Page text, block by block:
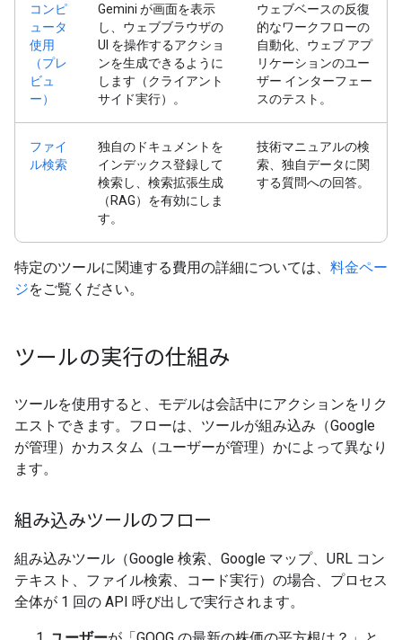
コンピ
ュータ
使用
（プレ
ビュ
ー）
Gemini が画面を表示
し、ウェブブラウザの
UI を操作するアクショ
ンを生成できるように
します（クライアント
サイド実行）。
ウェブベースの反復
的なワークフローの
自動化、ウェブ アプ
リケーションのユー
ザー インターフェー
スのテスト。
ファイ
ル検索
独自のドキュメントを
インデックス登録して
検索し、検索拡張生成
（RAG）を有効にしま
す。
技術マニュアルの検
索、独自データに関
する質問への回答。
特定のツールに関連する費用の詳細については、 料金ペー
ジをご覧ください。
ツールの実行の仕組み
ツールを使用すると、モデルは会話中にアクションをリク
エストできます。フローは、ツールが組み込み（Google
が管理）かカスタム（ユーザーが管理）かによって異なり
ます。
組み込みツールのフロー
組み込みツール（Google 検索、Google マップ、URL コン
テキスト、ファイル検索、コード実行）の場合、プロセス
全体が 1 回の API 呼び出しで実行されます。